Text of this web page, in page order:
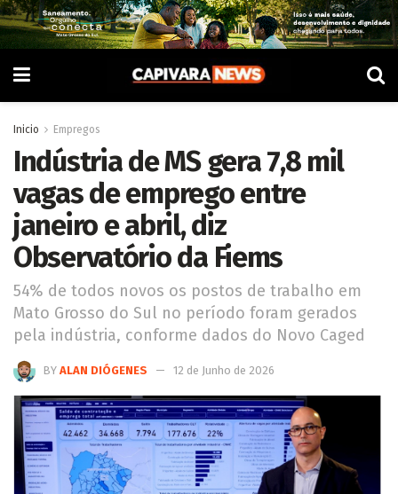
Inicio Empregos
Indústria de MS gera 7,8 mil
vagas de emprego entre
janeiro e abril, diz
Observatório da Fiems
54% de todos novos os postos de trabalho em
Mato Grosso do Sul no período foram gerados
pela indústria, conforme dados do Novo Caged
BY ALAN DIÓGENES 12 de Junho de 2026